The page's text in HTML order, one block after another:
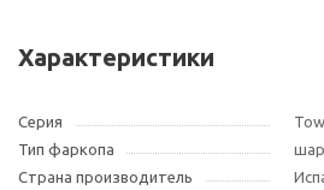
Характеристики
Серия
Тип фаркопа
шар
Страна производитель